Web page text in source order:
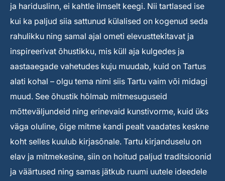
ja hariduslinn, ei kahtle ilmselt keegi. Nii tartlased ise
kui ka paljud siia sattunud külalised on kogenud seda
rahulikku ning samal ajal ometi elevusttekitavat ja
inspireerivat õhustikku, mis küll aja kulgedes ja
aastaaegade vahetudes kuju muudab, kuid on Tartus
alati kohal – olgu tema nimi siis Tartu vaim või midagi
muud. See õhustik hõlmab mitmesuguseid
mõtteväljundeid ning erinevaid kunstivorme, kuid üks
väga oluline, õige mitme kandi pealt vaadates keskne
koht selles kuulub kirjasõnale. Tartu kirjanduselu on
elav ja mitmekesine, siin on hoitud paljud traditsioonid
ja väärtused ning samas jätkub ruumi uutele ideedele